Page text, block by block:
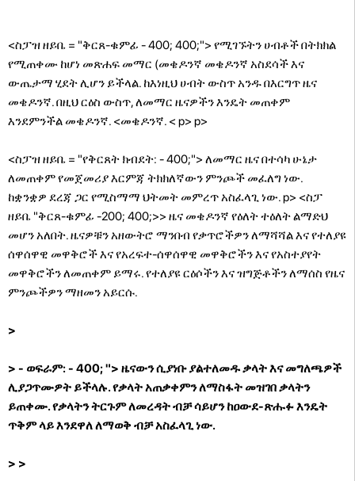
<ስፓዝ ዘይቤ = "ቅርጸ-ቁምፊ - 400; 400;"> የሚገኙትን ሀብቶች በትክክል
የሚጠቀሙ ከሆነ መጽሐፍ መማር (መቄዶንኛ መቄዶንኛ አስደሳች እና
ውጤታማ ሂደት ሊሆን ይችላል. ከእነዚህ ሀብት ውስጥ አንዱ በእርግጥ ዜና
መቄዶንኛ. በዚህ ርዕስ ውስጥ, ለመማር ዜናዎችን እንዴት መጠቀም
እንደምንችል መቄዶንኛ. <መቄዶንኛ. < p> p>
<ስፓዝ ዘይቤ = "የቅርጸት ክብደት: - 400;"> ለመማር ዜና በተሳካ ሁኔታ
ለመጠቀም የመጀመሪያ እርምጃ ትክክለኛውን ምንጮች መፈለግ ነው.
ከቋንቋዎ ደረጃ ጋር የሚስማማ ህትመት መምረጥ አስፈላጊ ነው. p> <ስፓ
ዘይቤ "ቅርጸ-ቁምፊ -200; 400;>> ዜና መቄዶንኛ የዕለት ተዕለት ልማድህ
መሆን አለበት. ዜናዎቹን አዘውትሮ ማንበብ የቃጥሮችዎን ለማሻሻል እና የተለያዩ
ሰዋሰዋዊ መዋቅሮች እና የአረፍተ-ሰዋሰዋዊ መዋቅሮችን እና የአስተያየት
መዋቅሮችን ለመጠቀም ይማሩ. የተለያዩ ርዕሶችን እና ዝግጅቶችን ለማሰስ የዜና
ምንጮችዎን ማዘመን አይርሱ.
>
> - ወፍራም: - 400; "> ዜናውን ሲያነቡ ያልተለመዱ ቃላት እና መግለጫዎች
ሊያጋጥሙዎት ይችላሉ. የቃላት አጠቃቀምን ለማስፋት መዝገበ ቃላትን
ይጠቀሙ. የቃላትን ትርጉም ለመረዳት ብቻ ሳይሆን ከዐውደ-ጽሑፉ እንዴት
ጥቅም ላይ እንደዋለ ለማወቅ ብቻ አስፈላጊ ነው.
> >